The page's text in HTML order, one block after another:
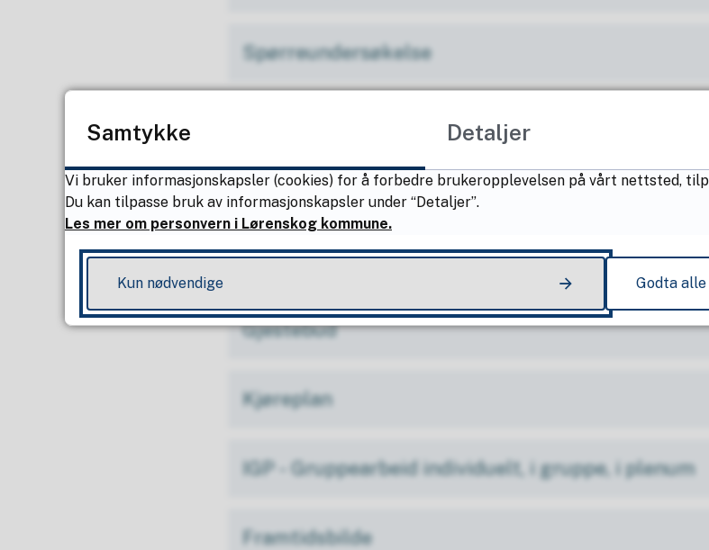
Spørreundersøkelse
Utstilling - digitalt eller fysisk
Film
Gjestebud
Kjøreplan
IGP - Gruppearbeid individuelt, i gruppe, i plenum
Framtidsbilde
Samtykke Detaljer
Vi bruker informasjonskapsler (cookies) for å forbedre brukeropplevelsen på vårt nettsted,
Du kan tilpasse bruk av informasjonskapsler under “Detaljer”.
Les mer om personvern i Lørenskog kommune.
Kun nødvendige Godta alle